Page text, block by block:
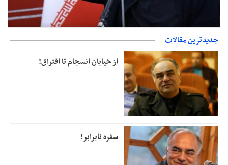
پزشکیان‌: بهترین زمان برای دستیابی به توافق شرایط کنونی است/از
حقوق ملت کوتاه نمی‌آییم
جدیدترین مقالات
از خیابان انسجام تا افتراق!
سفره نابرابر!